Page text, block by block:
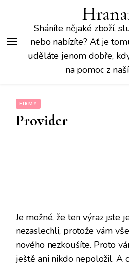
Sháníte nějaké zboží,
nebo nabízíte? Ať je
uděláte jenom dobře,
na pomoc z
FIRMY
Provider
Je možné, že ten výraz jste
nezaslechli, protože vám
nového nezkoušíte. Proto
ještě ani nikdo nepoložil. A